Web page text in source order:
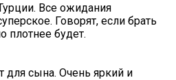
Все ожидания
Говорят, если брать
плотнее будет.
для сына. Очень яркий и